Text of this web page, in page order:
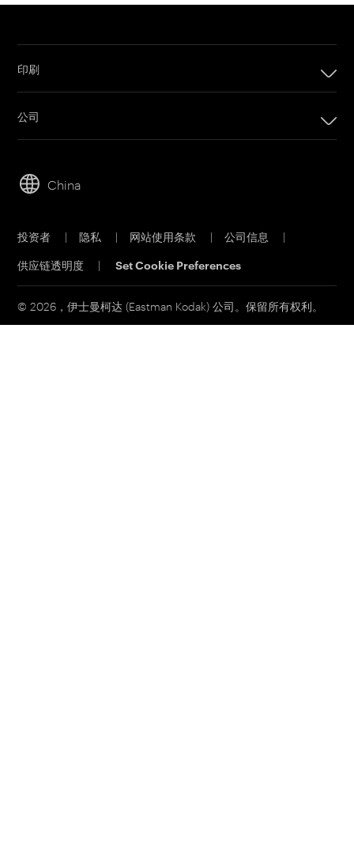
印刷
数码印刷产品
胶版印刷产品
客户门户网站
印刷电子邮件订阅
联系销售部门
公司
可持续发展
人才招聘
材料安全数据表
联系我们
China
投资者 | 隐私 | 网站使用条款 | 公司信息
|
供应链透明度
| Set Cookie Preferences
© 2026，伊士曼柯达 (Eastman Kodak) 公司。保留所有权利。